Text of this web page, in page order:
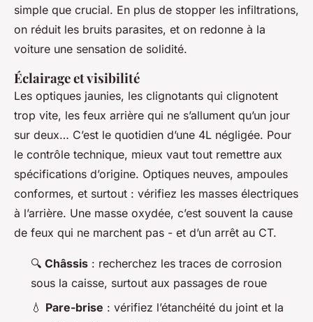
simple que crucial. En plus de stopper les infiltrations,
on réduit les bruits parasites, et on redonne à la
voiture une sensation de solidité.
Éclairage et visibilité
Les optiques jaunies, les clignotants qui clignotent
trop vite, les feux arrière qui ne s’allument qu’un jour
sur deux… C’est le quotidien d’une 4L négligée. Pour
le contrôle technique, mieux vaut tout remettre aux
spécifications d’origine. Optiques neuves, ampoules
conformes, et surtout : vérifiez les masses électriques
à l’arrière. Une masse oxydée, c’est souvent la cause
de feux qui ne marchent pas - et d’un arrêt au CT.
🔍 Châssis : recherchez les traces de corrosion
sous la caisse, surtout aux passages de roue
💧 Pare-brise : vérifiez l’étanchéité du joint et la